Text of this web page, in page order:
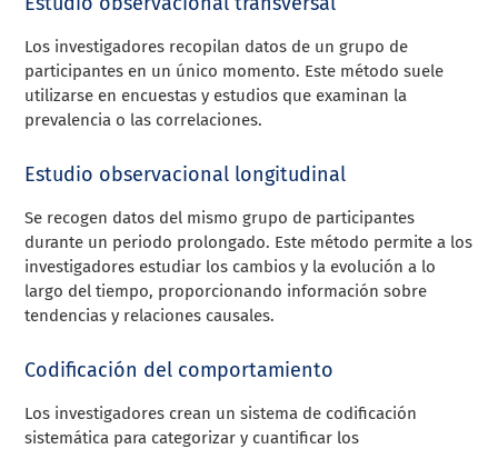
Los investigadores recopilan datos de un grupo de
participantes en un único momento. Este método suele
utilizarse en encuestas y estudios que examinan la
prevalencia o las correlaciones.
Estudio observacional longitudinal
Se recogen datos del mismo grupo de participantes
durante un periodo prolongado. Este método permite a los
investigadores estudiar los cambios y la evolución a lo
largo del tiempo, proporcionando información sobre
tendencias y relaciones causales.
Codificación del comportamiento
Los investigadores crean un sistema de codificación
sistemática para categorizar y cuantificar los